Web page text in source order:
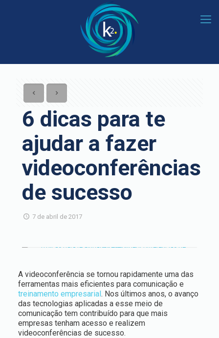
6 dicas para te
ajudar a fazer
videoconferências
de sucesso
7 de abril de 2017
A videoconferência se tornou rapidamente uma das
ferramentas mais eficientes para comunicação e
treinamento empresarial. Nos últimos anos, o avanço
das tecnologias aplicadas a esse meio de
comunicação tem contribuído para que mais
empresas tenham acesso e realizem
videoconferências de sucesso.